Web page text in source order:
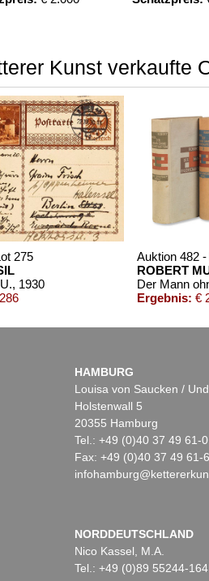
Kunst verkaufte
275
, 1930
Auktion 482
ROBERT
Ergebnis: €
Auktion 549 - Lot 592
Auktion 430 -
HAMBURG
Louisa von Saucken /
Holstenwall 5
20355 Hamburg
Tel.: +49 (0)40 37 49 61-0
Fax: +49 (0)40 37 49 61-
NORDDEUTSCHLAND
Nico Kassel, M.A.
Tel.: +49 (0)89 55244-164